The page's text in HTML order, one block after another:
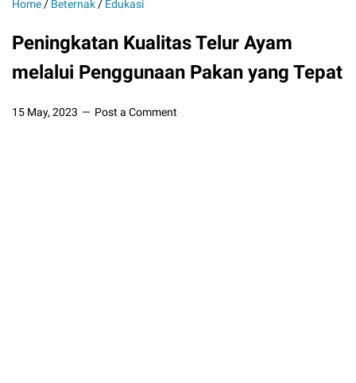
Home / Beternak / Edukasi
Peningkatan Kualitas Telur Ayam
melalui Penggunaan Pakan yang Tepat
15 May, 2023 Post a Comment